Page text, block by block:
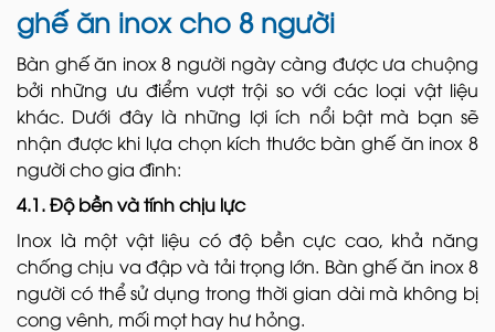
ghế ăn inox cho 8 người
Bàn ghế ăn inox 8 người ngày càng được ưa chuộng
bởi những ưu điểm vượt trội so với các loại vật liệu
khác. Dưới đây là những lợi ích nổi bật mà bạn sẽ
nhận được khi lựa chọn kích thước bàn ghế ăn inox 8
người cho gia đình:
4.1. Độ bền và tính chịu lực
Inox là một vật liệu có độ bền cực cao, khả năng
chống chịu va đập và tải trọng lớn. Bàn ghế ăn inox 8
người có thể sử dụng trong thời gian dài mà không bị
cong vênh, mối mọt hay hư hỏng.